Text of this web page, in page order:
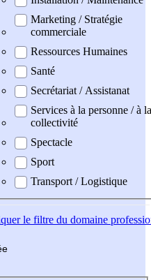
Marketing / Stratégie
commerciale
Ressources Humaines
Santé
Secrétariat / Assistanat
Services à la personne / à la
collectivité
Spectacle
Sport
Transport / Logistique
le filtre du domaine